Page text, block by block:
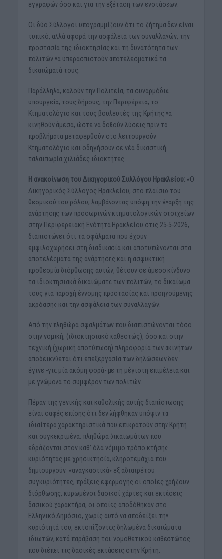
εγγραφών όσο και για την εξέταση των ενστάσεων.
Οι δύο Σύλλογοι υπογραμμίζουν ότι το ζήτημα δεν είναι
τυπικό, αλλά αφορά την ασφάλεια των συναλλαγών, την
προστασία της ιδιοκτησίας και τη δυνατότητα των
πολιτών να υπερασπιστούν αποτελεσματικά τα
δικαιώματά τους.
Παράλληλα, καλούν την Πολιτεία, τα συναρμόδια
υπουργεία, τους δήμους, την Περιφέρεια, το
Κτηματολόγιο και τους βουλευτές της Κρήτης να
κινηθούν άμεσα, ώστε να δοθούν λύσεις πριν τα
προβλήματα μεταφερθούν στο λειτουργούν
Κτηματολόγιο και οδηγήσουν σε νέα δικαστική
ταλαιπωρία χιλιάδες ιδιοκτήτες.
Η ανακοίνωση του Δικηγορικού Συλλόγου Ηρακλείου: «Ο
Δικηγορικός Σύλλογος Ηρακλείου, στο πλαίσιο του
θεσμικού του ρόλου, λαμβάνοντας υπόψη την έναρξη της
ανάρτησης των προσωρινών κτηματολογικών στοιχείων
στην Περιφερειακή Ενότητα Ηρακλείου στις 25-5-2026,
διαπιστώνει ότι τα σφάλματα που έχουν
εμφιλοχωρήσει στη διαδικασία και αποτυπώνονται στα
αποτελέσματα της ανάρτησης και η ασφυκτική
προθεσμία διόρθωσης αυτών, θέτουν σε άμεσο κίνδυνο
τα ιδιοκτησιακά δικαιώματα των πολιτών, το δικαίωμα
τους για παροχή έννομης προστασίας και προηγούμενης
ακρόασης και την ασφάλεια των συναλλαγών.
Από την πληθώρα σφαλμάτων που διαπιστώνονται τόσο
στην νομική, (ιδιοκτησιακό καθεστώς), όσο και στην
τεχνική (χωρική αποτύπωση) πληροφορία των ακινήτων
αποδεικνύεται ότι επεξεργασία των δηλώσεων δεν
έγινε -για μία ακόμη φορά- με τη μέγιστη επιμέλεια και
με γνώμονα το συμφέρον των πολιτών.
Πέραν της γενικής και καθολικής αυτής διαπίστωσης
είναι σαφές επίσης ότι δεν λήφθηκαν υπόψιν τα
ιδιαίτερα χαρακτηριστικά που επικρατούν στην Κρήτη
και συγκεκριμένα: πληθώρα δικαιωμάτων που
εδράζονται στον καθ’ όλα νόμιμο τρόπο κτήσης
κυριότητας με χρησικτησία, κληροτεμάχια που
δημιουργούν «αναγκαστικά» εξ αδιαιρέτου
συγκυριότητες, πράξεις εφαρμογής οι οποίες χρήζουν
διόρθωσης, κυρωμένοι δασικοί χάρτες και εκτάσεις
δασικού χαρακτήρα, οι οποίες αποδόθηκαν στο
Ελληνικό Δημόσιο, χωρίς αυτό να αποδείξει την
κυριότητά του, εκτοπίζοντας δηλωμένα δικαιώματα
ιδιωτών, κατά παράβαση του νομοθετικού καθεστώτος
που διέπει τις δασικές εκτάσεις στην Κρήτη.